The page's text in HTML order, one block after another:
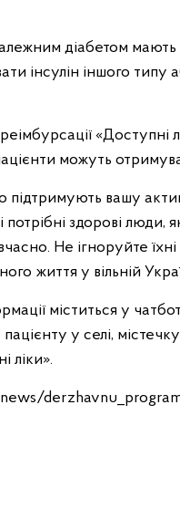
діабетом
інсулін іншого
«Доступні
можуть
вашу
потрібні здорові
Не ігноруйте
життя у вільній
міститься у
у селі,
ліки».